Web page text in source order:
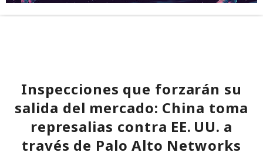
Inspecciones que forzarán su
salida del mercado: China toma
represalias contra EE. UU. a
través de Palo Alto Networks